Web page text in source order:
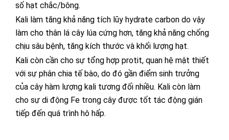
số hạt chắc/bông.
Kali làm tăng khả năng tích lũy hydrate carbon do vậy
làm cho thân lá cây lúa cứng hơn, tăng khả năng chống
chịu sâu bệnh, tăng kích thước và khối lượng hạt.
Kali còn cần cho sự tổng hợp protit, quan hệ mật thiết
với sự phân chia tế bào, do đó gần điểm sinh trưởng
của cây hàm lượng kali tương đối nhiều. Kali còn làm
cho sự di động Fe trong cây được tốt tác động gián
tiếp đến quá trình hô hấp.